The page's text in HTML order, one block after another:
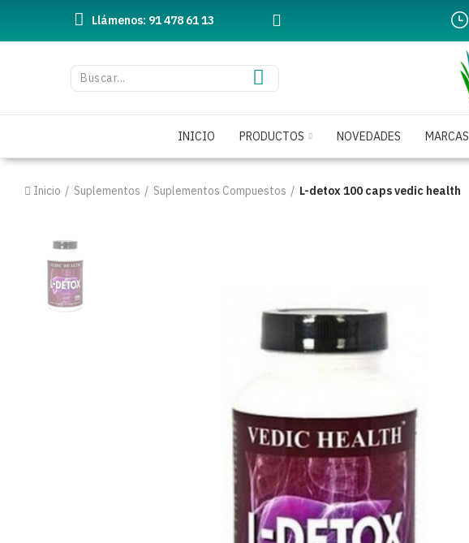
Llámenos: 91 478 61 13
INICIO PRODUCTOS NOVEDADES MARCAS
Inicio Suplementos Suplementos Compuestos L-detox 100 caps vedic health